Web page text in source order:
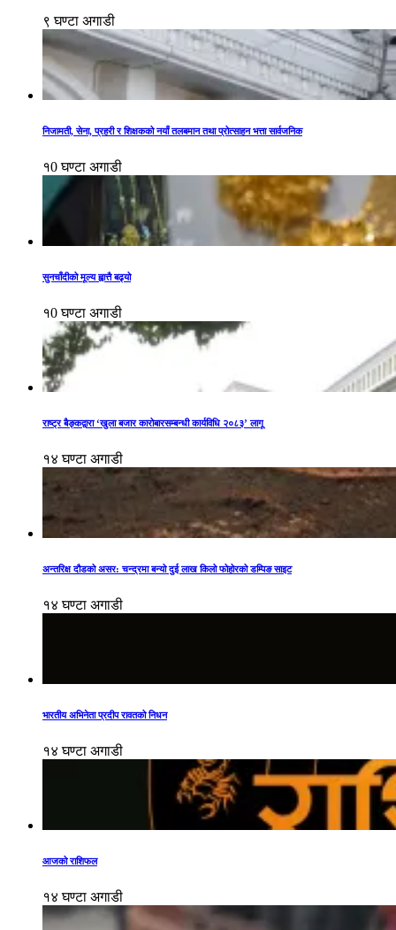
९ घण्टा अगाडी
निजामती, सेना, प्रहरी र शिक्षकको नयाँ तलबमान तथा प्रोत्साहन भत्ता सार्वजनिक
१0 घण्टा अगाडी
सुनचाँदीको मूल्य ह्वात्तै बढ्यो
१0 घण्टा अगाडी
राष्ट्र बैङ्कद्वारा ‘खुला बजार कारोबारसम्बन्धी कार्यविधि २०८३’ लागू
१४ घण्टा अगाडी
अन्तरिक्ष दौडको असर: चन्द्रमा बन्यो दुई लाख किलो फोहोरको डम्पिङ साइट
१४ घण्टा अगाडी
भारतीय अभिनेता प्रदीप रावतको निधन
१४ घण्टा अगाडी
आजको राशिफल
१४ घण्टा अगाडी